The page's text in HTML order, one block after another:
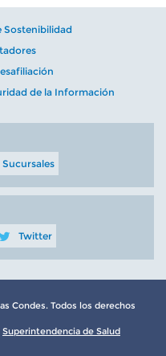
Sostenibilidad
de la Información
Sucursales
Twitter
Condes. Todos los derechos
Superintendencia de Salud